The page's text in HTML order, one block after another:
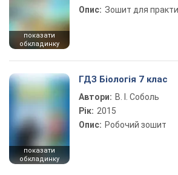
показати
обкладинку
Опис: Зошит для
показати
обкладинку
ГДЗ Біологія 7 клас
Автори: В. І. Соболь
Рік: 2015
Опис: Робочий зошит